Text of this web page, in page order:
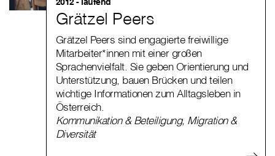
Grätzel Peers
Grätzel Peers sind engagierte freiwillige
Mitarbeiter*innen mit einer großen
Sprachenvielfalt. Sie geben Orientierung und
Unterstützung, bauen Brücken und teilen
wichtige Informationen zum Alltagsleben in
Österreich.
Kommunikation & Beteiligung, Migration &
Diversität